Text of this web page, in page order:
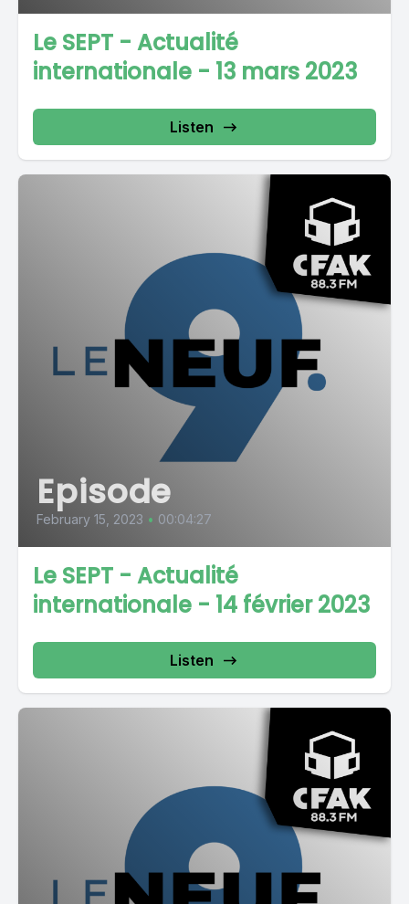
Le SEPT - Actualité
internationale - 13 mars 2023
Listen
Episode
February 15, 2023 • 00:04:27
Le SEPT - Actualité
internationale - 14 février 2023
Listen